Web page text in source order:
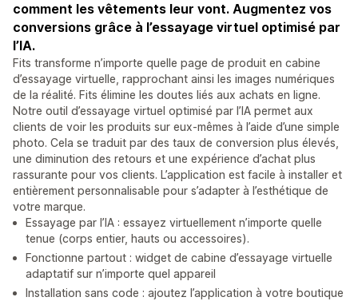
comment les vêtements leur vont. Augmentez vos
conversions grâce à l’essayage virtuel optimisé par
l’IA.
Fits transforme n’importe quelle page de produit en cabine
d’essayage virtuelle, rapprochant ainsi les images numériques
de la réalité. Fits élimine les doutes liés aux achats en ligne.
Notre outil d’essayage virtuel optimisé par l’IA permet aux
clients de voir les produits sur eux-mêmes à l’aide d’une simple
photo. Cela se traduit par des taux de conversion plus élevés,
une diminution des retours et une expérience d’achat plus
rassurante pour vos clients. L’application est facile à installer et
entièrement personnalisable pour s’adapter à l’esthétique de
votre marque.
Essayage par l’IA : essayez virtuellement n’importe quelle
tenue (corps entier, hauts ou accessoires).
Fonctionne partout : widget de cabine d’essayage virtuelle
adaptatif sur n’importe quel appareil
Installation sans code : ajoutez l’application à votre boutique